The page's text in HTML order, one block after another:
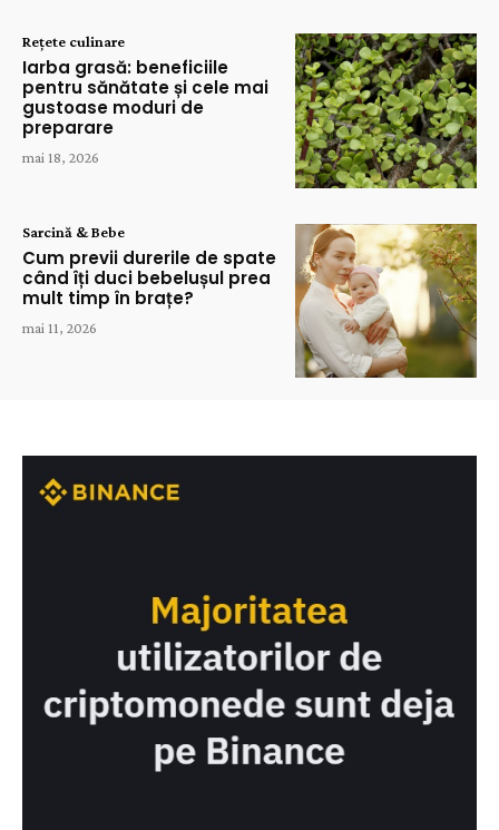
Rețete culinare
Iarba grasă: beneficiile
pentru sănătate și cele mai
gustoase moduri de
preparare
mai 18, 2026
Sarcină & Bebe
Cum previi durerile de spate
când îți duci bebelușul prea
mult timp în brațe?
mai 11, 2026